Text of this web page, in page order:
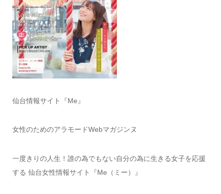
仙台情報サイト『Me』
女性のためのアラモードWebマガジンヌ
一度きりの人生！誰の為でもない自分の為に生きる女子を応援
する 仙台女性情報サイト『Me（ミー）』